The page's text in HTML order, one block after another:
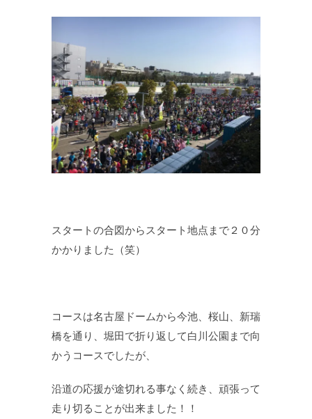
スタートの合図からスタート地点まで２０分
かかりました（笑）
コースは名古屋ドームから今池、桜山、新瑞
橋を通り、堀田で折り返して白川公園まで向
かうコースでしたが、
沿道の応援が途切れる事なく続き、頑張って
走り切ることが出来ました！！